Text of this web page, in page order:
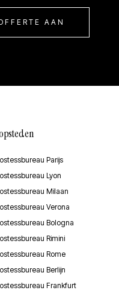
AAN
Parijs
Lyon
Milaan
Verona
Bologna
Rimini
Rome
Berlijn
Frankfurt